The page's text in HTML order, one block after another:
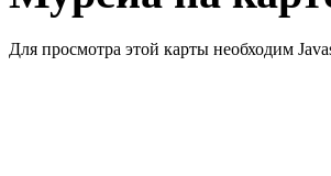
Для просмотра этой карты необходим